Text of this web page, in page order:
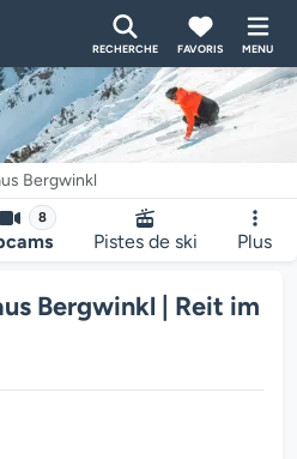
RECHERCHE FAVORIS MENU
Bergwinkl
8
Pistes de ski Plus
Bergwinkl | Reit im